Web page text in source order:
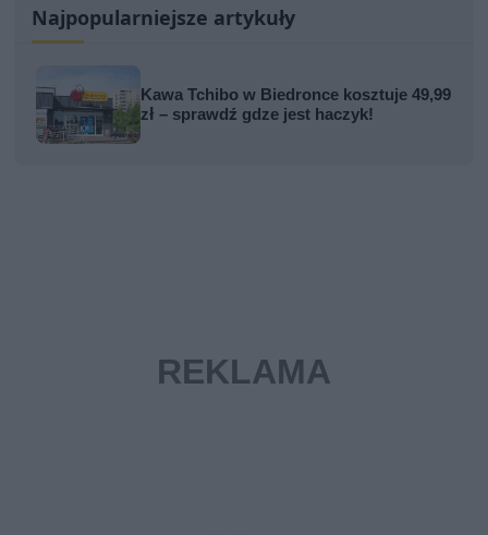
Najpopularniejsze artykuły
Kawa Tchibo w Biedronce kosztuje 49,99
zł – sprawdź gdze jest haczyk!